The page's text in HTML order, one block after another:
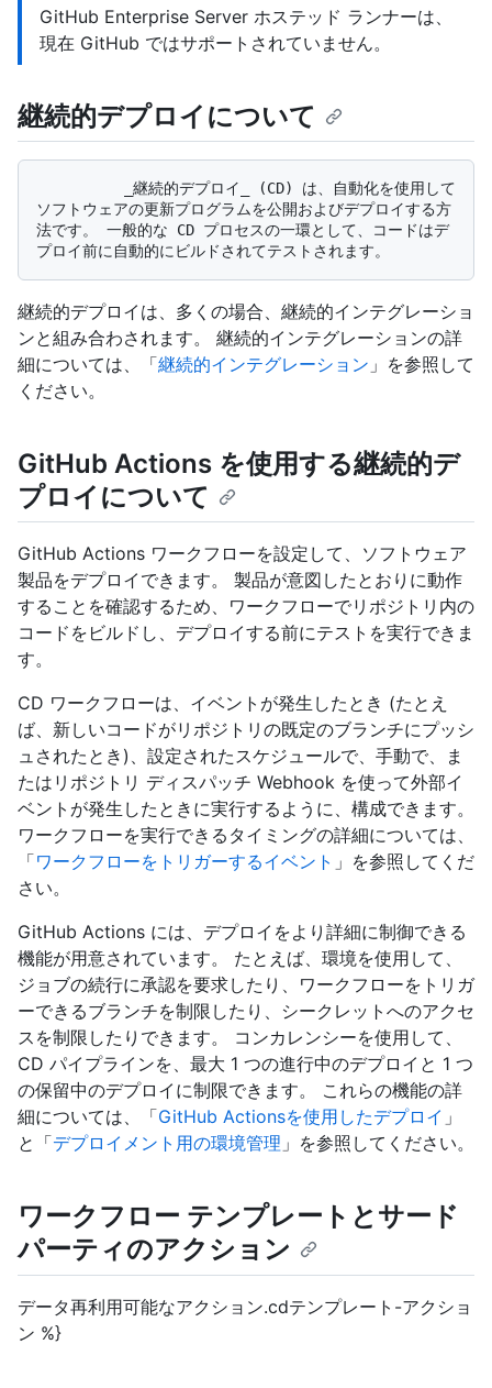
GitHub Enterprise Server ホステッド ランナーは、
現在 GitHub ではサポートされていません。
継続的デプロイについて
ソフトウェアの更新プログラムを公開およびデプロイする方
法です。 一般的な CD プロセスの一環として、コードはデ
継続的デプロイは、多くの場合、継続的インテグレーショ
ンと組み合わされます。 継続的インテグレーションの詳
細については、「継続的インテグレーション 」を参照して
ください。
GitHub Actions を使用する継続的デ
プロイについて
GitHub Actions ワークフローを設定して、ソフトウェア
製品をデプロイできます。 製品が意図したとおりに動作
することを確認するため、ワークフローでリポジトリ内の
コードをビルドし、デプロイする前にテストを実行できま
す。
CD ワークフローは、イベントが発生したとき (たとえ
ば、新しいコードがリポジトリの既定のブランチにプッシ
ュされたとき)、設定されたスケジュールで、手動で、ま
たはリポジトリ ディスパッチ Webhook を使って外部イ
ベントが発生したときに実行するように、構成できます。
ワークフローを実行できるタイミングの詳細については、
「ワークフローをトリガーするイベント 」を参照してくだ
さい。
GitHub Actions には、デプロイをより詳細に制御できる
機能が用意されています。 たとえば、環境を使用して、
ジョブの続行に承認を要求したり、ワークフローをトリガ
ーできるブランチを制限したり、シークレットへのアクセ
スを制限したりできます。 コンカレンシーを使用して、
CD パイプラインを、最大 1 つの進行中のデプロイと 1 つ
の保留中のデプロイに制限できます。 これらの機能の詳
細については、「GitHub Actionsを使用したデプロイ 」
と「デプロイメント用の環境管理 」を参照してください。
ワークフロー テンプレートとサード
パーティのアクション
データ再利用可能なアクション.cdテンプレート-アクショ
ン %}